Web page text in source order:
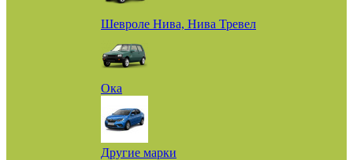
Шевроле Нива, Нива Тревел
Ока
Другие марки